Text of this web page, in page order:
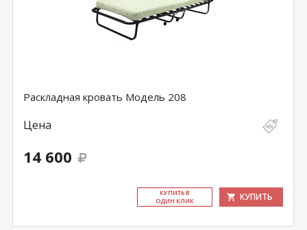
Раскладная кровать Модель 208
Цена
14 600
КУ­ПИТЬ В
ОДИН КЛИК
КУПИТЬ